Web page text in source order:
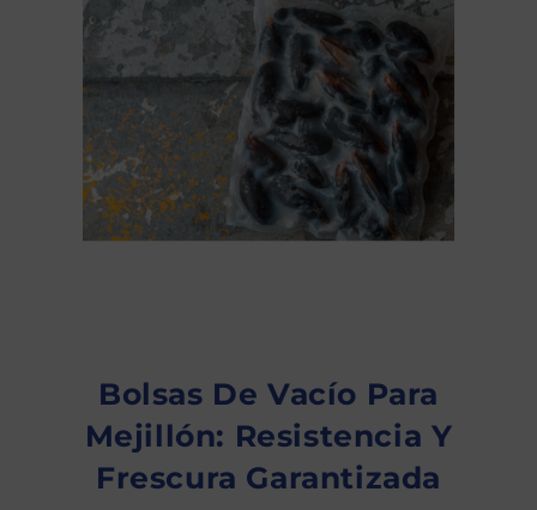
Bolsas De Vacío Para
Mejillón: Resistencia Y
Frescura Garantizada